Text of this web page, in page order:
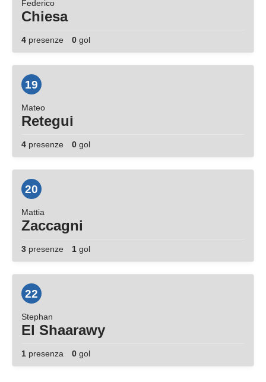
Federico
Chiesa
4 presenze 0 gol
19
Mateo
Retegui
4 presenze 0 gol
20
Mattia
Zaccagni
3 presenze 1 gol
22
Stephan
El Shaarawy
1 presenza 0 gol